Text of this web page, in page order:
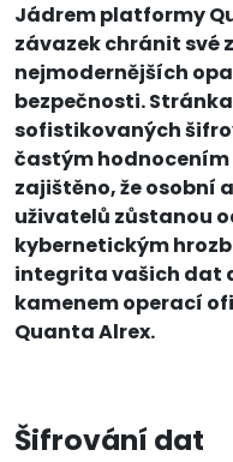
Jádrem platformy
závazek chránit své
nejmodernějších
bezpečnosti.
sofistikovaných
častým hodnocením
zajištěno, že osobní
uživatelů zůstanou
kybernetickým
integrita vašich dat
kamenem operací
Quanta Alrex.
Šifrování dat